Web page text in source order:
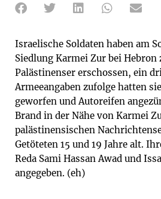
Israelische Soldaten haben am
Siedlung Karmei Zur bei Hebron
Palästinenser erschossen, ein
Armeeangaben zufolge hatten
geworfen und Autoreifen
Brand in der Nähe von Karmei
palästinensischen
Getöteten 15 und 19 Jahre alt.
Reda Sami Hassan Awad und
angegeben. (eh)